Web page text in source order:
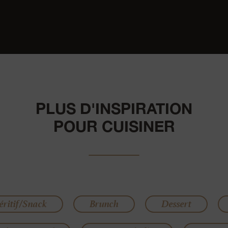
PLUS D'INSPIRATION
POUR CUISINER
Snack Brunch Dessert